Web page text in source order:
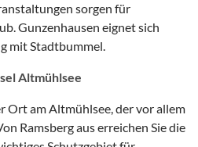
sorgen für
Gunzenhausen eignet sich
mit Stadtbummel.
Altmühlsee
Ort am Altmühlsee, der vor allem
Ramsberg aus erreichen Sie die